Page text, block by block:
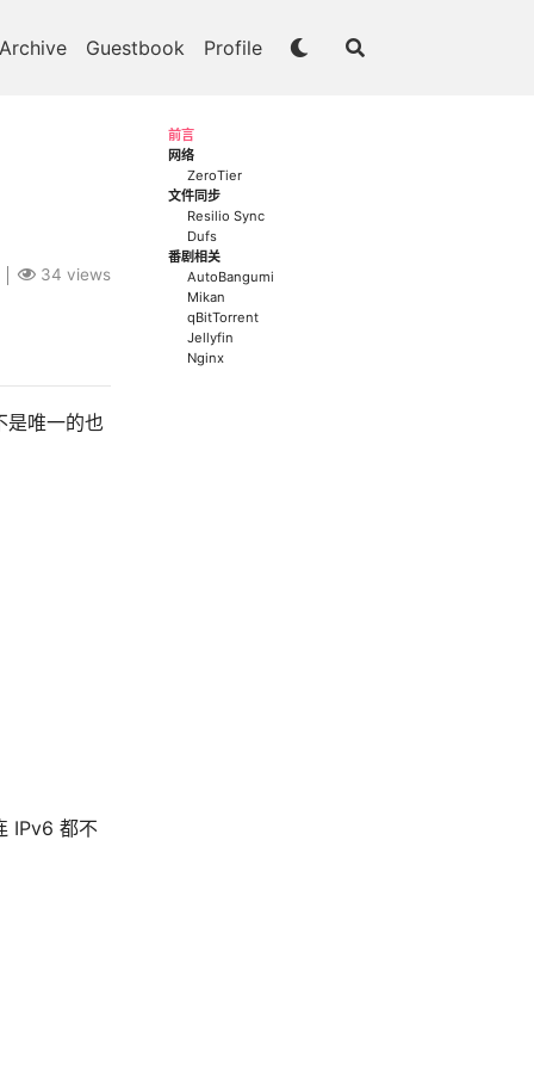
Archive Guestbook Profile
前言
网络
ZeroTier
文件同步
Resilio Sync
Dufs
番剧相关
AutoBangumi
Mikan
qBitTorrent
Jellyfin
Nginx
34 views
是唯一的也
IPv6 都不